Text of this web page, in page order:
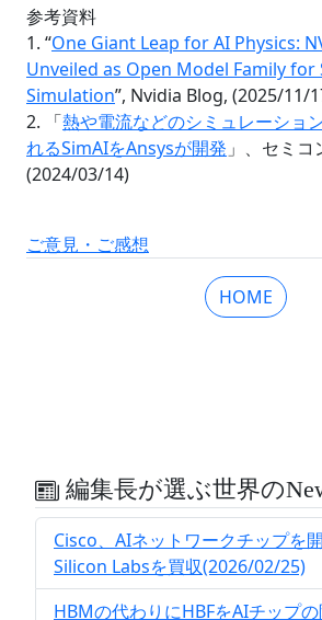
参考資料
1. “One Giant Leap for AI Physics:
Unveiled as Open Model Family for
Simulation”, Nvidia Blog, (2025/11/
2. 「熱や電流などのシミュレーショ
れるSimAIをAnsysが開発 」、セミコ
(2024/03/14)
ご意見・ご感想
HOME
編集長が選ぶ世界の
Cisco、AIネットワークチップを
Silicon Labsを買収(2026/02/25)
HBMの代わりにHBFをAIチップの